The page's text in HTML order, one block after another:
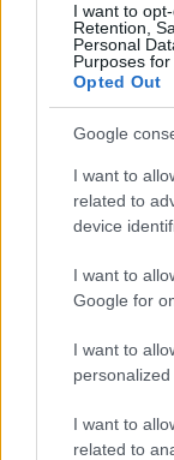
I want to
Retention,
Personal
Purposes for
Opted Out
Google
I want to
related to
device
I want to
Google for
I want to
personalized
I want to
related to
que marcó 10
promediando 1,1
En su última
MLS, Piatti ha
regates por
Estadísticas en
El argentino es
con más puntos en
puntos. Su mejor
Almería con 166
doce temporadas